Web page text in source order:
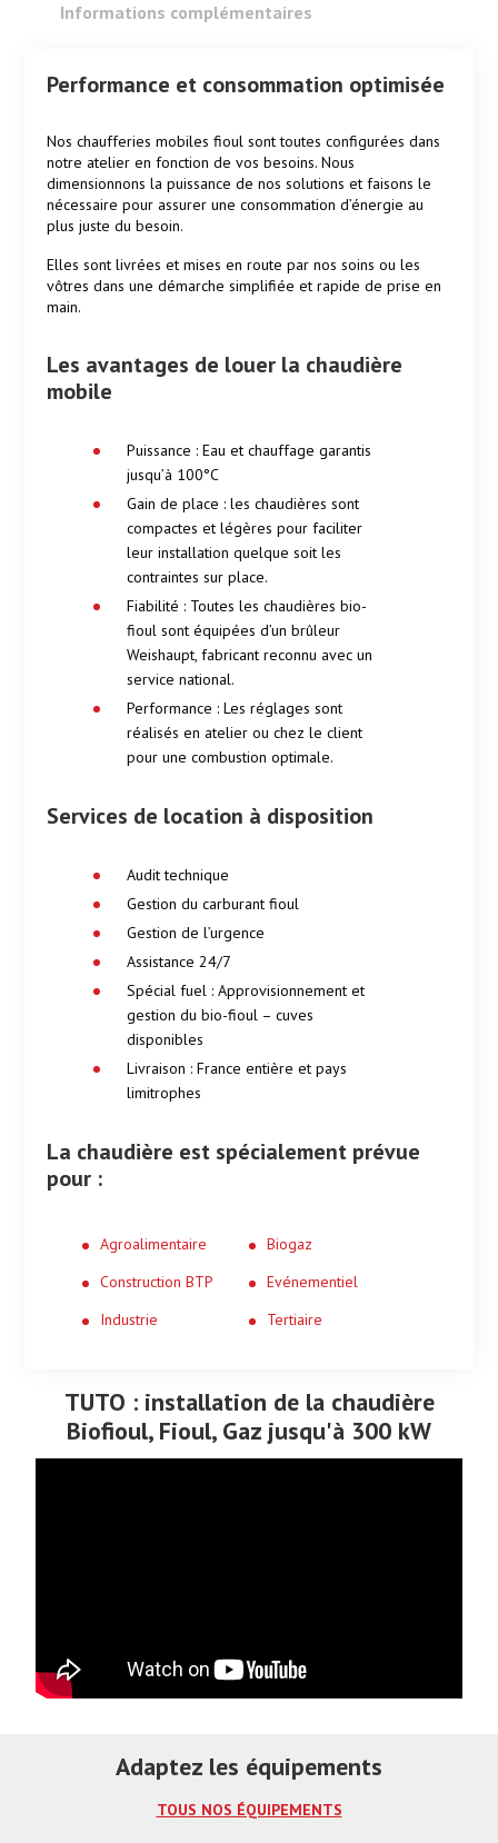
Informations complémentaires
Description
Performance et consommation optimisée
Nos chaufferies mobiles fioul sont toutes configurées dans
notre atelier en fonction de vos besoins. Nous
dimensionnons la puissance de nos solutions et faisons le
nécessaire pour assurer une consommation d’énergie au
plus juste du besoin.
Elles sont livrées et mises en route par nos soins ou les
vôtres dans une démarche simplifiée et rapide de prise en
main.
Les avantages de louer la chaudière
mobile
Puissance : Eau et chauffage garantis
jusqu’à 100°C
Gain de place : les chaudières sont
compactes et légères pour faciliter
leur installation quelque soit les
contraintes sur place.
Fiabilité : Toutes les chaudières bio-
fioul sont équipées d’un brûleur
Weishaupt, fabricant reconnu avec un
service national.
Performance : Les réglages sont
réalisés en atelier ou chez le client
pour une combustion optimale.
Services de location à disposition
Audit technique
Gestion du carburant fioul
Gestion de l’urgence
Assistance 24/7
Spécial fuel : Approvisionnement et
gestion du bio-fioul – cuves
disponibles
Livraison : France entière et pays
limitrophes
La chaudière est spécialement prévue
pour :
Agroalimentaire
Biogaz
Construction BTP
Evénementiel
Industrie
Tertiaire
TUTO : installation de la chaudière
Biofioul, Fioul, Gaz jusqu'à 300 kW
Adaptez les équipements
TOUS NOS ÉQUIPEMENTS